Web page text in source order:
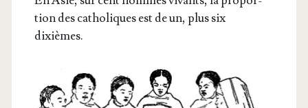
tion des catho­liques est de un, plus six
dixièmes.